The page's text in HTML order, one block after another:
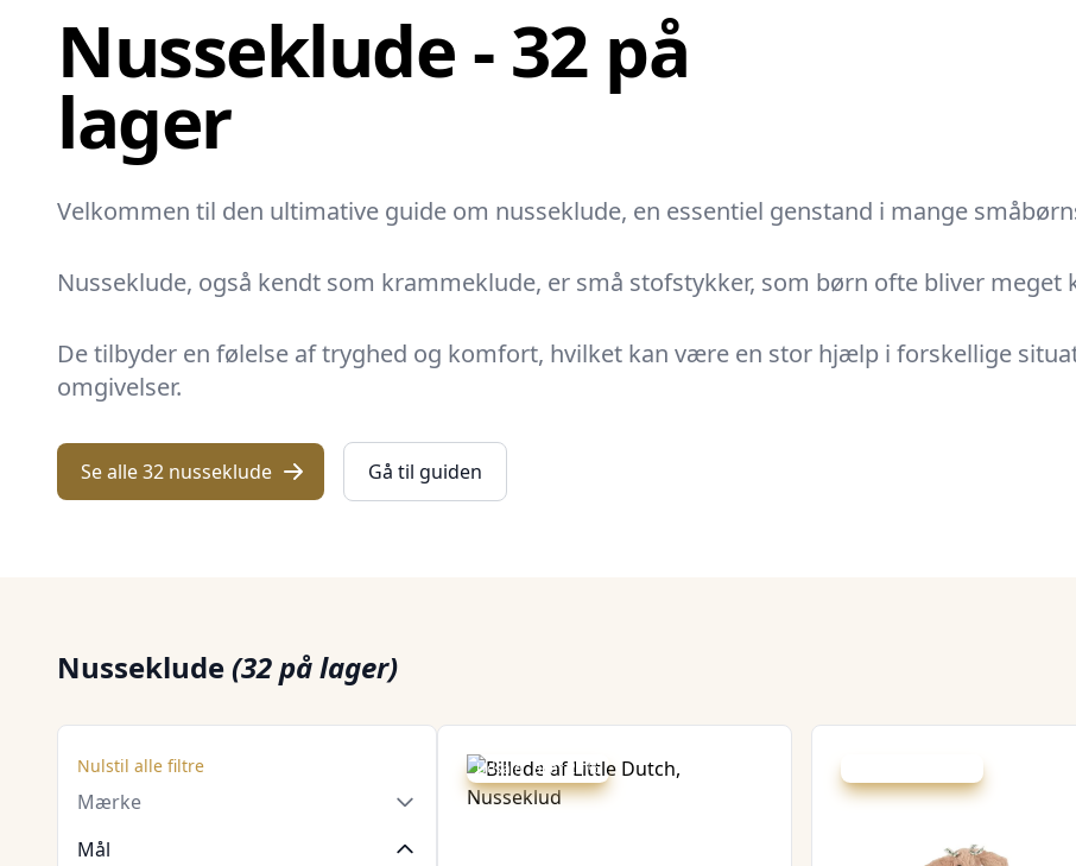
Nusseklude - 32 på
lager
Velkommen til den ultimative guide om nusseklude, en essentiel genstand i mange
Nusseklude, også kendt som krammeklude, er små stofstykker, som børn ofte bliver meget
De tilbyder en følelse af tryghed og komfort, hvilket kan være en stor hjælp i forskellige
omgivelser.
Se alle 32 nusseklude Gå til guiden
Nusseklude(32 på lager)
Nulstil alle filtre
Mærke
Mål
Udsalg - spar 20 %